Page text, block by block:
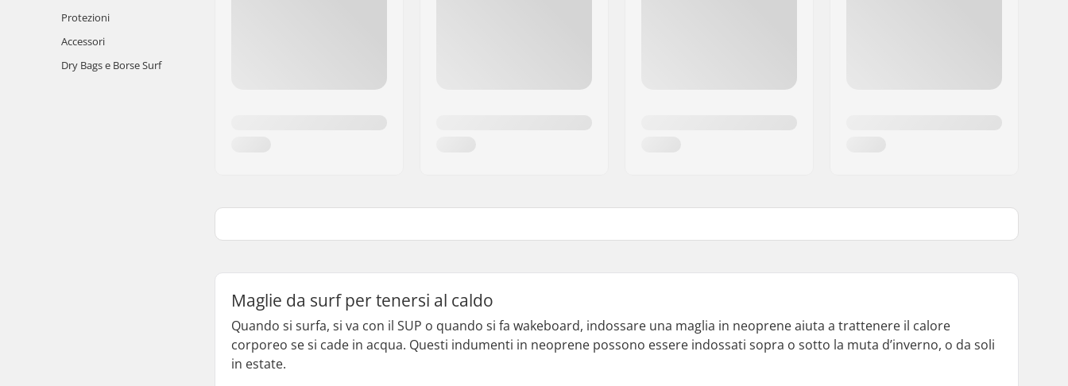
Protezioni
Accessori
Dry Bags e Borse Surf
Maglie da surf per tenersi al caldo
Quando si surfa, si va con il SUP o quando si fa wakeboard, indossare una maglia in neoprene aiuta a trattenere il calore
corporeo se si cade in acqua. Questi indumenti in neoprene possono essere indossati sopra o sotto la muta d’inverno, o da soli
in estate.